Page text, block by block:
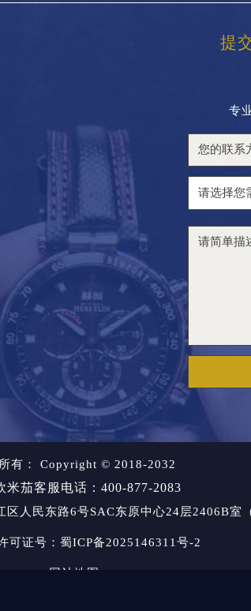
提
专
有： Copyright © 2018-2032
米茄客服电话：400-877-2083
区人民东路6号SAC东原中心24层2406B室
可证号：蜀ICP备2025146311号-2
网站地图
通过邮箱：2557628530@qq.com 与我